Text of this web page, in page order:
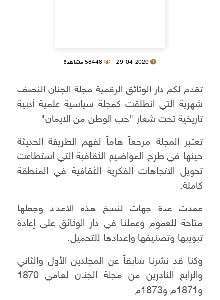
29-04-2020 58448 مشاهدة
تقدم لكم دار الوثائق الرقمية مجلة الجنان النصف
شهرية التي انطلقت كمجلة سياسية علمية أدبية
تاريخية تحت شعار "حب الوطن من الايمان"
تعتبر المجلة مرجعاً هاماً لفهم الطريقة الحديثة
حينها في طرح المواضيع الثقافية التي استطاعت
تحويل الاتجاهات الفكرية الثقافية في المنطقة
كاملة.
عمدت عدة جهات لنسخ هذه الاعداد وجعلها
متاحة للعموم وعملنا في دار الوثائق على إعادة
تبويبها وتصنيفها وإعدادها للتحميل.
وكنا قد نشرنا سابقاً عن المجلدين الأول والثاني
والرابع النادرين من مجلة الجنان لعامي 1870